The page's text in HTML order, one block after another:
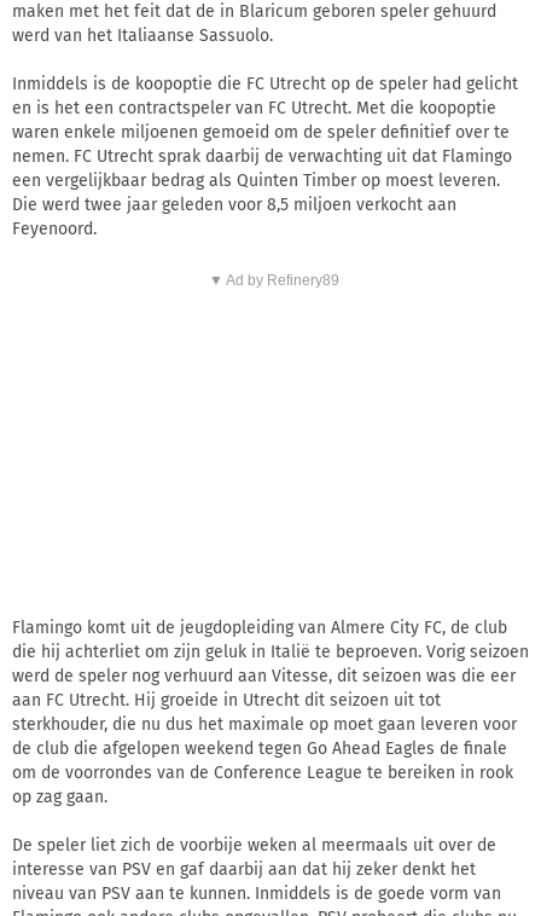
maken met het feit dat de in Blaricum geboren speler gehuurd
werd van het Italiaanse Sassuolo.
Inmiddels is de koopoptie die FC Utrecht op de speler had gelicht
en is het een contractspeler van FC Utrecht. Met die koopoptie
waren enkele miljoenen gemoeid om de speler definitief over te
nemen. FC Utrecht sprak daarbij de verwachting uit dat Flamingo
een vergelijkbaar bedrag als Quinten Timber op moest leveren.
Die werd twee jaar geleden voor 8,5 miljoen verkocht aan
Feyenoord.
▼ Ad by Refinery89
Flamingo komt uit de jeugdopleiding van Almere City FC, de club
die hij achterliet om zijn geluk in Italië te beproeven. Vorig seizoen
werd de speler nog verhuurd aan Vitesse, dit seizoen was die eer
aan FC Utrecht. Hij groeide in Utrecht dit seizoen uit tot
sterkhouder, die nu dus het maximale op moet gaan leveren voor
de club die afgelopen weekend tegen Go Ahead Eagles de finale
om de voorrondes van de Conference League te bereiken in rook
op zag gaan.
De speler liet zich de voorbije weken al meermaals uit over de
interesse van PSV en gaf daarbij aan dat hij zeker denkt het
niveau van PSV aan te kunnen. Inmiddels is de goede vorm van